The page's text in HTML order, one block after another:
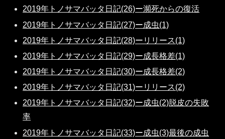
2019年トノサマバッタ日記(26)ー瀕死からの復活
2019年トノサマバッタ日記(27)ー成虫(1)
2019年トノサマバッタ日記(28)ーリリース(1)
2019年トノサマバッタ日記(29)ー成長格差(1)
2019年トノサマバッタ日記(30)ー成長格差(2)
2019年トノサマバッタ日記(31)ーリリース(2)
2019年トノサマバッタ日記(32)ー成虫(2)脱皮の失敗
率
2019年トノサマバッタ日記(33)ー成虫(3)最後の成虫